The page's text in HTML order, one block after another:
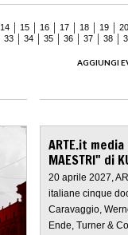
14 15 16 17 18 19
20
33 34 35 36 37 38
AGGIUNGI
ARTE.it
MAESTRI" di
20 aprile 2027,
italiane cinque
Caravaggio,
Ende, Turner &